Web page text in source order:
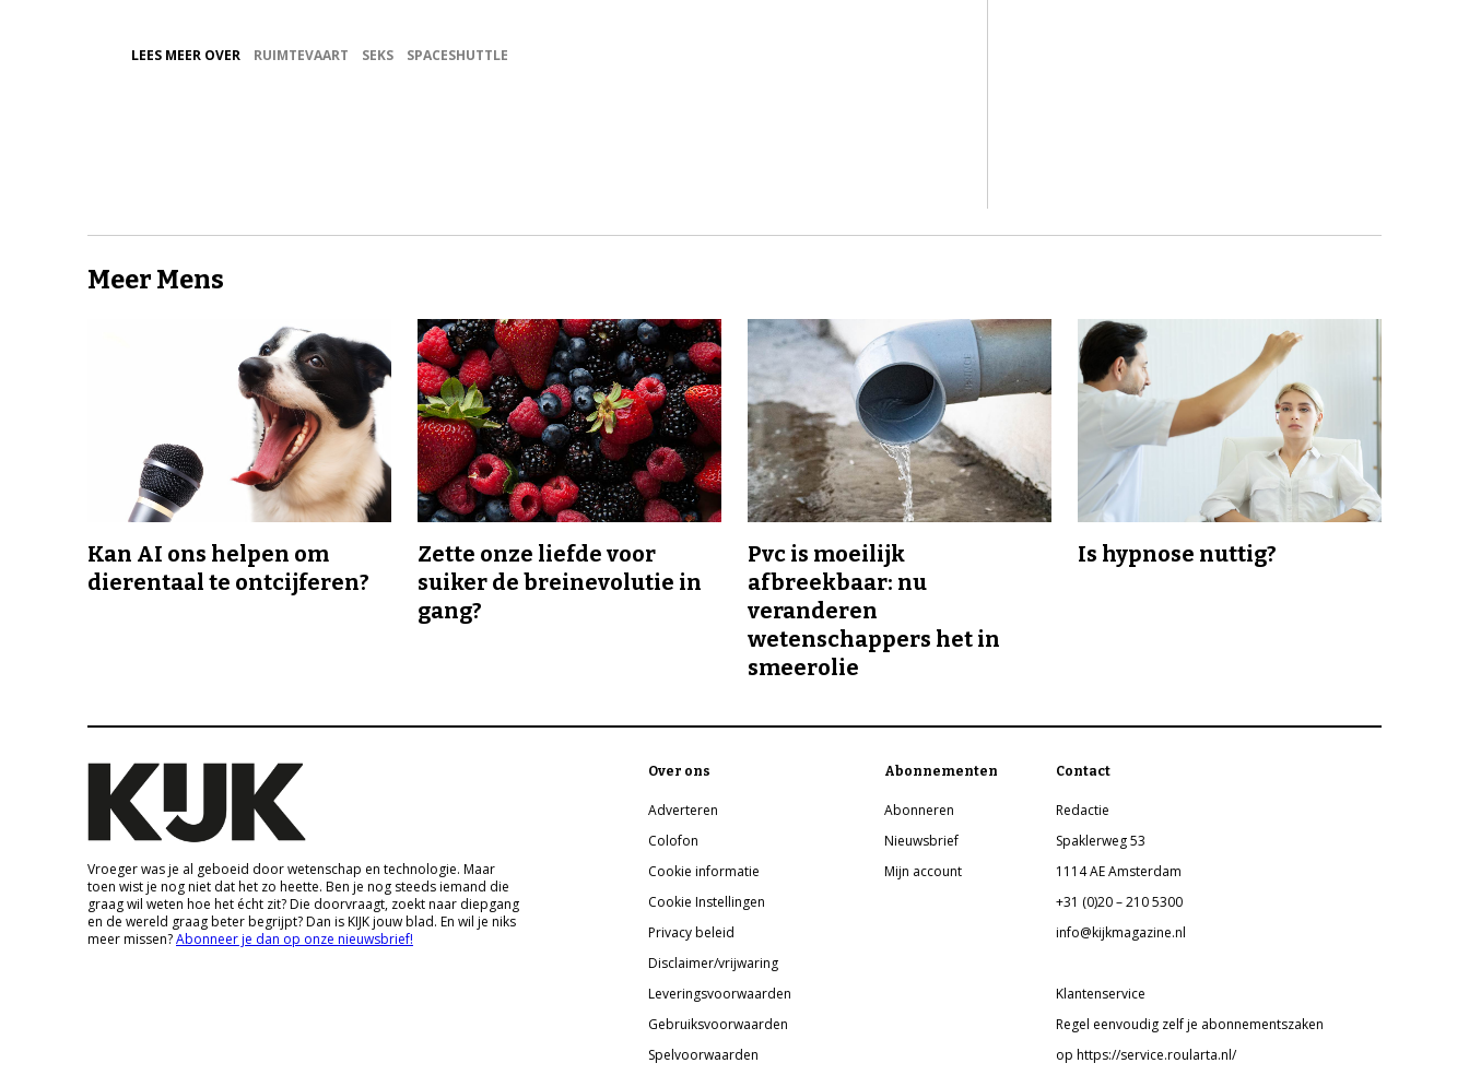
LEES MEER OVER RUIMTEVAART SEKS SPACESHUTTLE
Meer Mens
Kan AI ons helpen om
dierentaal te ontcijferen?
Zette onze liefde voor
suiker de breinevolutie in
gang?
Pvc is moeilijk
afbreekbaar: nu
veranderen
wetenschappers het in
smeerolie
Is hypnose nuttig?
Vroeger was je al geboeid door wetenschap en technologie. Maar
toen wist je nog niet dat het zo heette. Ben je nog steeds iemand die
graag wil weten hoe het écht zit? Die doorvraagt, zoekt naar diepgang
en de wereld graag beter begrijpt? Dan is KIJK jouw blad. En wil je niks
meer missen?Abonneer je dan op onze nieuwsbrief!
Over ons
Adverteren
Colofon
Cookie informatie
Cookie Instellingen
Privacy beleid
Disclaimer/vrijwaring
Leveringsvoorwaarden
Gebruiksvoorwaarden
Spelvoorwaarden
Abonnementen
Abonneren
Nieuwsbrief
Mijn account
Contact
Redactie
Spaklerweg 53
1114 AE Amsterdam
+31 (0)20 – 210 5300
info@kijkmagazine.nl
Klantenservice
Regel eenvoudig zelf je abonnementszaken
op https://service.roularta.nl/